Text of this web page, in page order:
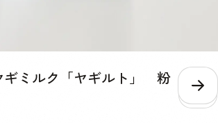
ギミルク「ヤギルト」 粉
こ